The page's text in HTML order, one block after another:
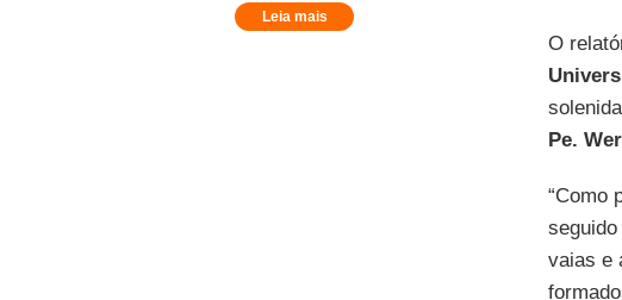
Leia mais
O
Pe.
“Como
seguido
vaias e